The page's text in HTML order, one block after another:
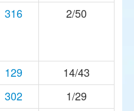
316 2/50
129
14/43
302
1/29